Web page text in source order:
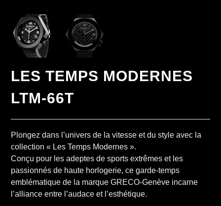
LES TEMPS MODERNES
LTM-66T
Plongez dans l’univers de la vitesse et du style avec la
collection « Les Temps Modernes ».
Conçu pour les adeptes de sports extrêmes et les
passionnés de haute horlogerie, ce garde-temps
emblématique de la marque GRECO-Genève incarne
l’alliance entre l’audace et l’esthétique.